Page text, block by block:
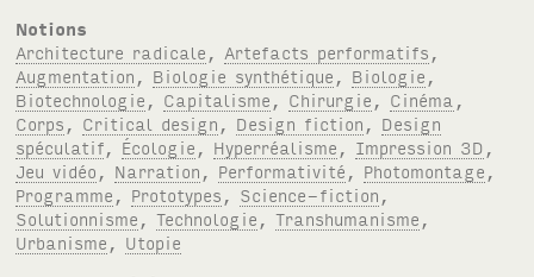
Notions
Architecture radicale
Artefacts performatifs
Augmentation
Biologie synthétique Biologie
Biotechnologie
Capitalisme Chirurgie Cinéma
Corps
Critical design Design fiction
Design
spéculatif
Écologie Hyperréalisme Impression 3D
Jeu vidéo
Narration Performativité Photomontage
Programme
Prototypes Science-fiction
Solutionnisme ,Technologie ,Transhumanisme
Urbanisme
Utopie